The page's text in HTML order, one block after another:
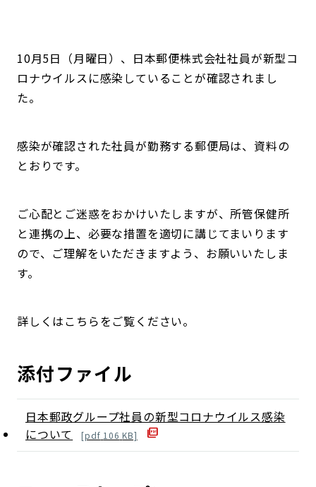
10月5日（月曜日）、日本郵便株式会社社員が新型コ
ロナウイルスに感染していることが確認されまし
た。
感染が確認された社員が勤務する郵便局は、資料の
とおりです。
ご心配とご迷惑をおかけいたしますが、所管保健所
と連携の上、必要な措置を適切に講じてまいります
ので、ご理解をいただきますよう、お願いいたしま
す。
詳しくはこちらをご覧ください。
添付ファイル
日本郵政グループ社員の新型コロナウイルス感染
について
[pdf 106 KB]